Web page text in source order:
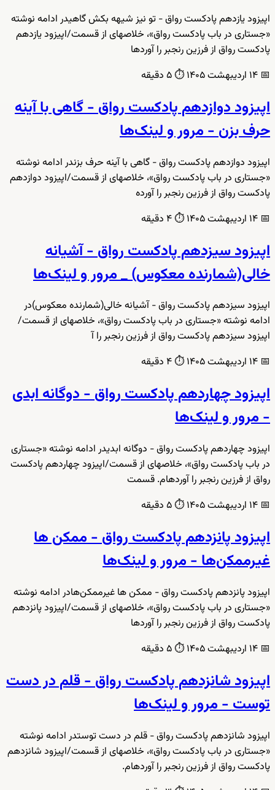
اپیزود یازدهم پادکست رواق - تو نیز شیهه بکش گاهیدر ادامه نوشته
«جستاری در باب پادکست رواق»، خلاصهای از قسمت/اپیزود یازدهم
پادکست رواق از فرزین رنجبر را آوردها
📅
⏱️
اپیزود دوازدهم پادکست رواق - گاهی با آینه
حرف بزن - مرور و لینک‌ها
اپیزود دوازدهم پادکست رواق - گاهی با آینه حرف بزندر ادامه نوشته
«جستاری در باب پادکست رواق»، خلاصهای از قسمت/اپیزود دوازدهم
پادکست رواق از فرزین رنجبر را آورده
📅
⏱️
اپیزود سیزدهم پادکست رواق - آشیانه
خالی(شمارنده معکوس) _ مرور و لینک‌ها
اپیزود سیزدهم پادکست رواق - آشیانه خالی(شمارنده معکوس)در
ادامه نوشته «جستاری در باب پادکست رواق»، خلاصهای از قسمت/
اپیزود سیزدهم پادکست رواق از فرزین رنجبر را آ
📅
⏱️
اپیزود چهاردهم پادکست رواق - دوگانه ابدی
- مرور و لینک‌ها
اپیزود چهاردهم پادکست رواق - دوگانه ابدیدر ادامه نوشته «جستاری
در باب پادکست رواق»، خلاصهای از قسمت/اپیزود چهاردهم پادکست
رواق از فرزین رنجبر را آوردهام. قسمت
📅
⏱️
اپیزود پانزدهم پادکست رواق - ممکن ها
غیرممکن‌ها - مرور و لینک‌ها
اپیزود پانزدهم پادکست رواق - ممکن ها غیرممکن‌هادر ادامه نوشته
«جستاری در باب پادکست رواق»، خلاصهای از قسمت/اپیزود پانزدهم
پادکست رواق از فرزین رنجبر را آوردها
📅
⏱️
اپیزود شانزدهم پادکست رواق - قلم در دست
توست - مرور و لینک‌ها
اپیزود شانزدهم پادکست رواق - قلم در دست توستدر ادامه نوشته
«جستاری در باب پادکست رواق»، خلاصهای از قسمت/اپیزود شانزدهم
پادکست رواق از فرزین رنجبر را آوردهام.